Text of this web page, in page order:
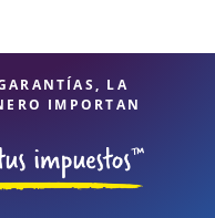
LA
IMPORTAN